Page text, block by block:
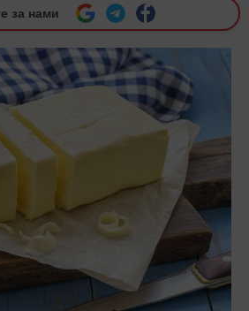
за нами